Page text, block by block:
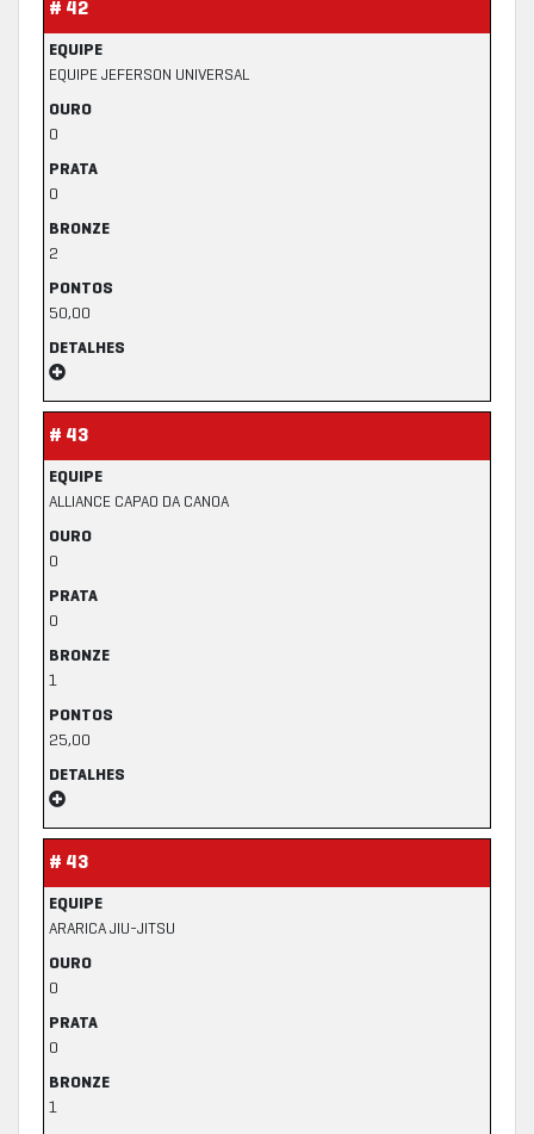
# 42
EQUIPE
EQUIPE JEFERSON UNIVERSAL
OURO
0
PRATA
0
BRONZE
2
PONTOS
50,00
DETALHES
# 43
EQUIPE
ALLIANCE CAPAO DA CANOA
OURO
0
PRATA
0
BRONZE
1
PONTOS
25,00
DETALHES
# 43
EQUIPE
ARARICA JIU-JITSU
OURO
0
PRATA
0
BRONZE
1